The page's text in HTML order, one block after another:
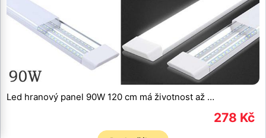
Led hranový panel 90W 120 cm má životnost až …
278 Kč